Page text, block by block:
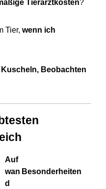
Tierarztkosten?
Tier, wenn ich
Kuscheln, Beobachten
Auf
wan
d
Besonderheiten